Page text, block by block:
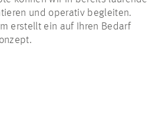
und operativ begleiten.
erstellt ein auf Ihren Bedarf